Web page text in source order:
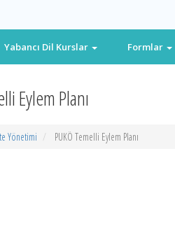
Yabancı Dil Kurslar Formlar
Eylem Planı
Yönetimi PUKÖ Temelli Eylem Planı